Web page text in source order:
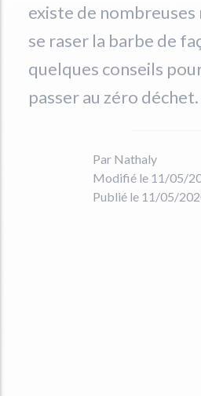
existe de
se raser la barbe de
quelques conseils
passer au zéro déchet.
Par Nathaly
Modifié le 11/05/
Publié le 11/05/